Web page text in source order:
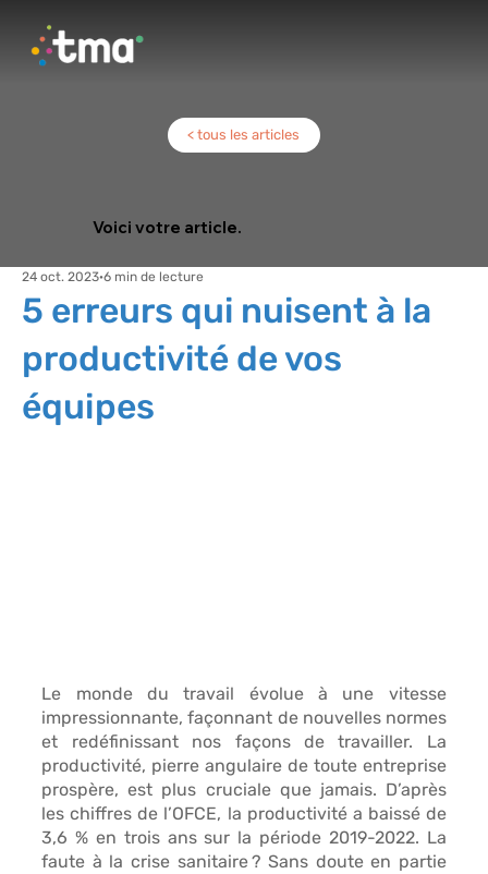
Voici votre article.
< tous les articles
5 erreurs qui nuisent à la
productivité de vos
équipes
24 oct. 2023 6 min de lecture
Le monde du travail évolue à une vitesse
impressionnante, façonnant de nouvelles normes
et redéfinissant nos façons de travailler. La
productivité, pierre angulaire de toute entreprise
prospère, est plus cruciale que jamais. D’après
les chiffres de l’OFCE, la productivité a baissé de
3,6 % en trois ans sur la période 2019-2022. La
faute à la crise sanitaire ? Sans doute en partie